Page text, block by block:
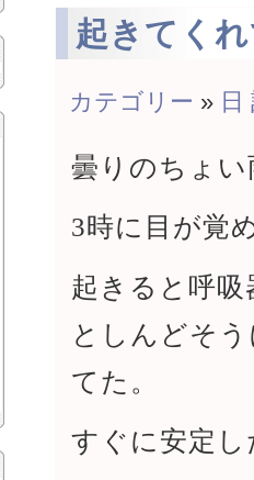
起きてく
カテゴリー » 日
曇りのちょい
3時に目が覚
起きると呼
としんどそ
てた。
すぐに安定